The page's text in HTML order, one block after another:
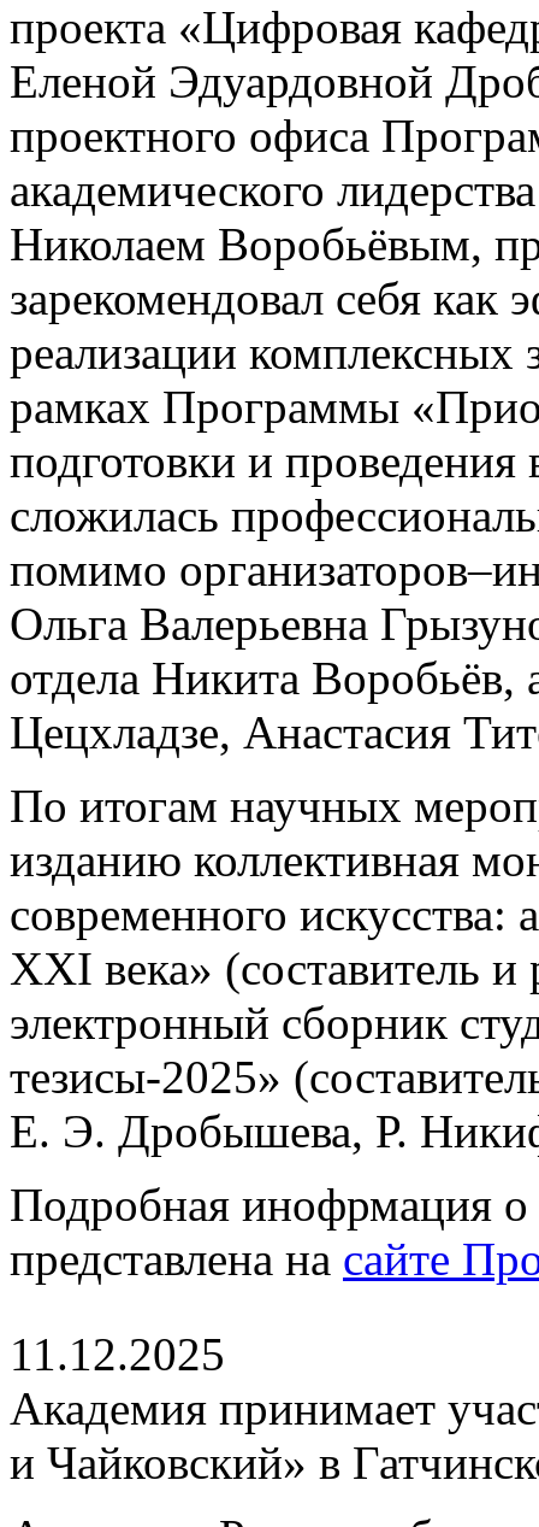
проекта «Цифровая
Еленой Эдуардовной
проектного офиса
академического
Николаем Воробьёвым,
зарекомендовал себя как
реализации комплексных
рамках Программы
подготовки и
сложилась
помимо
Ольга Валерьевна
отдела Никита Воробьёв,
Цецхладзе, Анастасия
По итогам научных
изданию коллективная
современного искусства:
XXI века» (составитель
электронный сборник
тезисы-2025»
Е. Э. Дробышева, Р.
Подробная инофрмация
представлена на сайте
11.12.2025
Академия принимает
и Чайковский» в